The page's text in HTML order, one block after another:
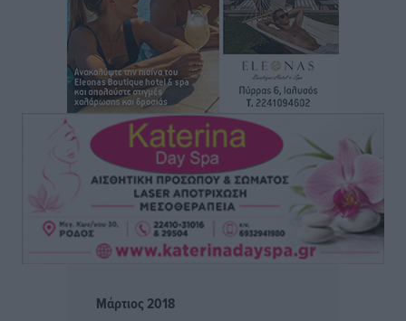
Φοίβος: Η μεγάλη επιστροφή του Μπρένο Σαλβατιέρα
πριν 2 ώρες
Κλεάνθης: Έτοιμες οι κάρτες διαρκείας της νέας
σεζόν
Αθλητικά πριν 2 ώρες
Ατρόμητος Διμυλιάς: Ο Μαργαρίτης και μία
αδιαπραγμάτευτη φιλοσοφία
Αθλητικά• πριν 2 ώρες
Παπαεμμανουήλ
Μάρτιος 2018